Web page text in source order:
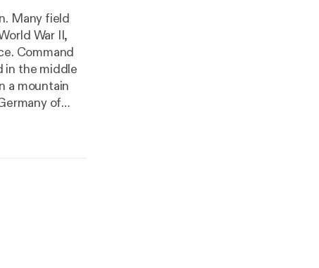
Many field
War II,
Command
in the middle
a mountain
of
the British